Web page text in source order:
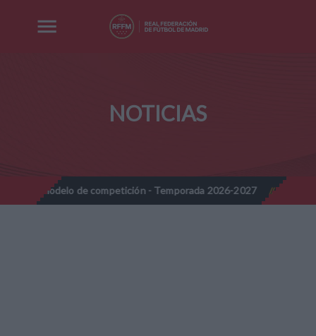
NOTICIAS
competición - Temporada 2026-2027 // Nota Informativa